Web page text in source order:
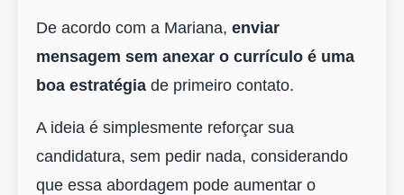
De acordo com a Mariana, enviar
mensagem sem anexar o currículo é uma
boa estratégia de primeiro contato.
A ideia é simplesmente reforçar sua
candidatura, sem pedir nada, considerando
que essa abordagem pode aumentar o